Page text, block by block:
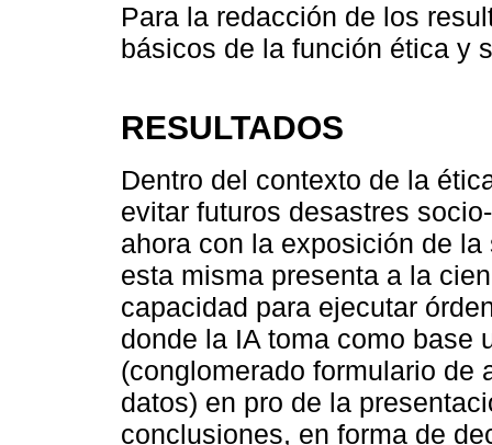
Para la redacción de los
básicos de la función ética y
RESULTADOS
Dentro del contexto de la
evitar futuros desastres
ahora con la exposición de
esta misma presenta a la
capacidad para ejecutar
donde la IA toma como base
(conglomerado formulario de
datos) en pro de la
conclusiones, en forma de